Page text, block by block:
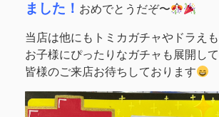
ました！ おめでとうだぞ〜
当店は他にもトミカガチャやドラえ
お子様にぴったりなガチャも展開して
皆様のご来店お待ちしております